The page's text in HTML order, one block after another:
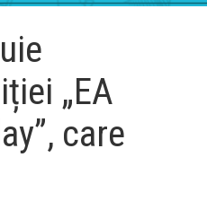
„EA
care